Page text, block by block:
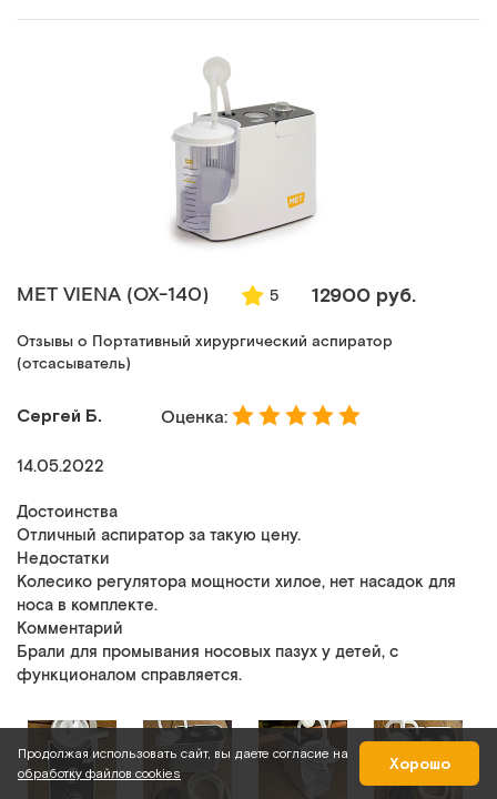
MET VIENA (ОХ-140) 5 12900 руб.
Отзывы о Портативный хирургический аспиратор
(отсасыватель)
Сергей Б. Оценка:
14.05.2022
Достоинства
Отличный аспиратор за такую цену.
Недостатки
Колесико регулятора мощности хилое, нет насадок для
носа в комплекте.
Комментарий
Брали для промывания носовых пазух у детей, с
функционалом справляется.
Продолжая использовать сайт, вы даете согласие на
обработку файлов cookies
Хорошо